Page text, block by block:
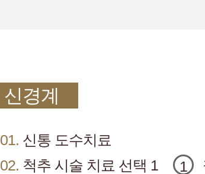
신경계
01. 신통 도수치료
02. 척추 시술 치료 선택 1